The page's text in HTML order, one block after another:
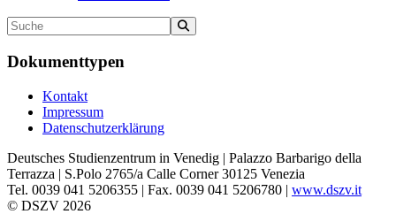
Dokumenttypen
Kontakt
Impressum
Datenschutzerklärung
Deutsches Studienzentrum in Venedig | Palazzo Barbarigo della
Terrazza | S.Polo 2765/a Calle Corner 30125 Venezia
Tel. 0039 041 5206355 | Fax. 0039 041 5206780 | www.dszv.it
© DSZV 2026